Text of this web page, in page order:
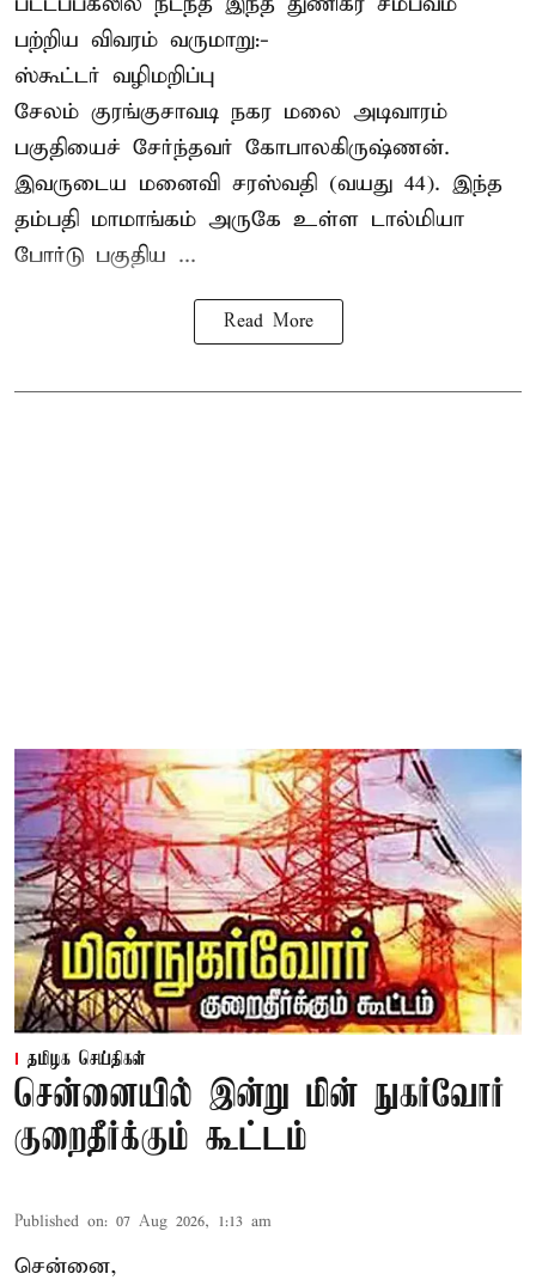
பற்றிய விவரம் வருமாறு:-
ஸ்கூட்டர் வழிமறிப்பு
சேலம் குரங்குசாவடி நகர மலை அடிவாரம்
பகுதியைச் சேர்ந்தவர் கோபாலகிருஷ்ணன்.
இவருடைய மனைவி சரஸ்வதி (வயது 44). இந்த
தம்பதி மாமாங்கம் அருகே உள்ள டால்மியா
போர்டு பகுதிய ...
Read More
தமிழக செய்திகள்
சென்னையில் இன்று மின் நுகர்வோர்
குறைதீர்க்கும் கூட்டம்
Published on: 07 Aug 2026, 1:13 am
சென்னை,